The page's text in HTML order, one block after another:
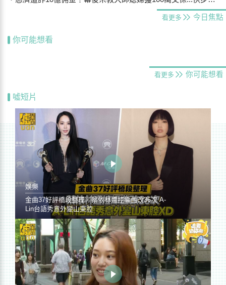
看更多 今日焦點
你可能想看
看更多 你可能想看
噓短片
娛樂
金曲37好評橋段整理／蔡依林遭控編曲改36次 A-
Lin台語秀意外變山東腔